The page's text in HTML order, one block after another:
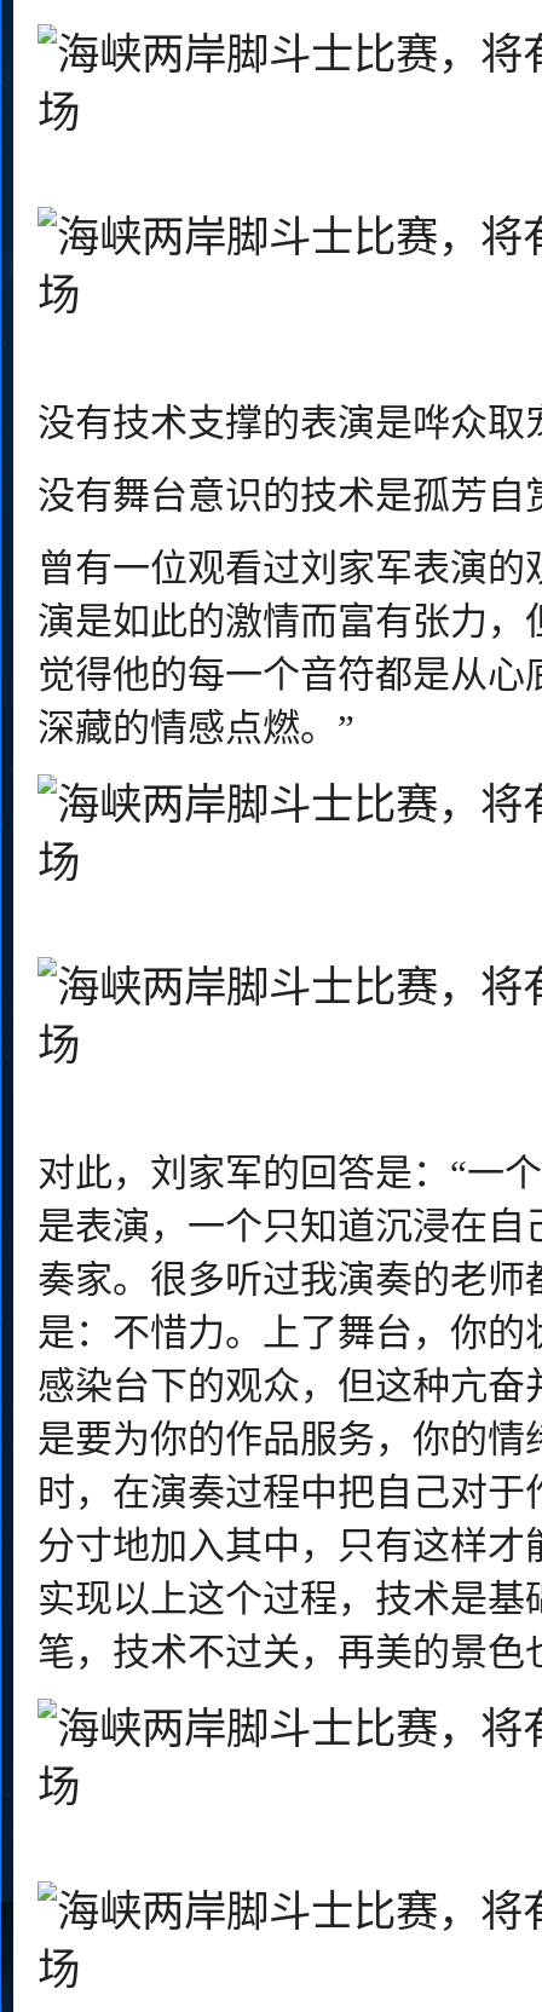
没有技术支撑的表演是哗众取
没有舞台意识的技术是孤芳自
曾有一位观看过刘家军表演
演是如此的激情而富有张力
觉得他的每一个音符都是从
深藏的情感点燃。”
对此，刘家军的回答是：“一
是表演，一个只知道沉浸在
奏家。很多听过我演奏的老
是：不惜力。上了舞台，你
感染台下的观众，但这种亢
是要为你的作品服务，你的
时，在演奏过程中把自己对
分寸地加入其中，只有这样
实现以上这个过程，技术是
笔，技术不过关，再美的景